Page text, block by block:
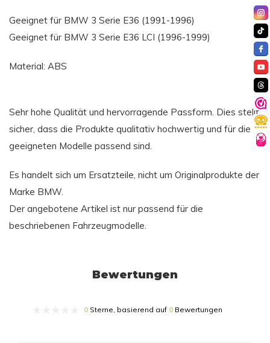
Geeignet für BMW 3 Serie E36 (1991-1996)
Geeignet für BMW 3 Serie E36 LCI (1996-1999)
Material: ABS
Sehr hohe Qualität und hervorragende Passform. Dies stellt
sicher, dass die Produkte qualitativ hochwertig und für die
geeigneten Modelle passend sind.
Es handelt sich um Ersatzteile, nicht um Originalprodukte der
Marke BMW.
Der angebotene Artikel ist nur passend für die
beschriebenen Fahrzeugmodelle.
Bewertungen
0 Sterne, basierend auf 0 Bewertungen